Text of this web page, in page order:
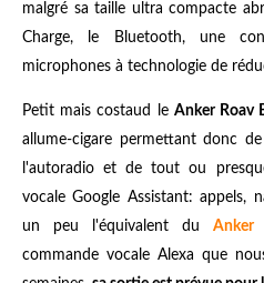
malgré sa taille ultra compacte
Charge, le Bluetooth, une
microphones à technologie de
Petit mais costaud le Anker Roav
allume-cigare permettant donc
l'autoradio et de tout ou
vocale Google Assistant: appels,
un peu l'équivalent du Anker
commande vocale Alexa que